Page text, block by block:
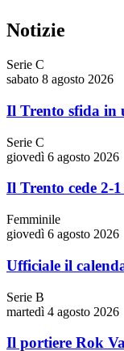
Notizie
Serie C
sabato 8 agosto 2026
Il Trento sfida in
Serie C
giovedì 6 agosto 2026
Il Trento cede 2-
Femminile
giovedì 6 agosto 2026
Ufficiale il
Serie B
martedì 4 agosto 2026
Il portiere Rok